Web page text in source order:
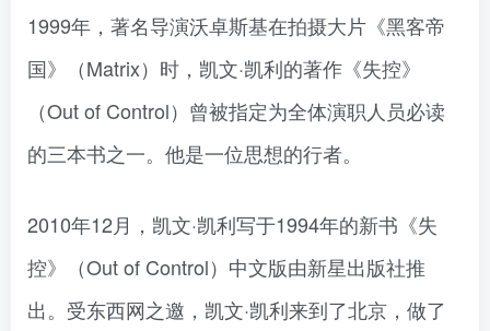
1999年，著名导演沃卓斯基在拍摄大片《黑客帝
国》（Matrix）时，凯文·凯利的著作《失控》
（Out of Control）曾被指定为全体演职人员必读
的三本书之一。他是一位思想的行者。
2010年12月，凯文·凯利写于1994年的新书《失
控》（Out of Control）中文版由新星出版社推
出。受东西网之邀，凯文·凯利来到了北京，做了